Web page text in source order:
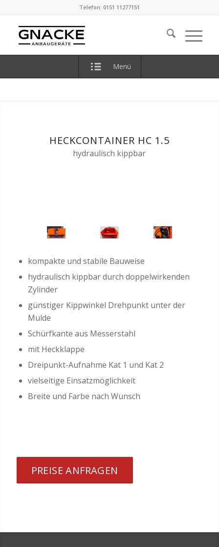
Telefon: 0151 11277151
Menü
HECKCONTAINER HC 1.5
hydraulisch kippbar
kompakte und stabile Bauweise
hydraulisch kippbar durch doppelwirkenden
Zylinder
günstiger Kippwinkel Drehpunkt unter der
Mulde
Schürfkante aus Messerstahl
mit Heckklappe
Dreipunkt-Aufnahme Kat 1 und Kat 2
vielseitige Einsatzmöglichkeit
Breite und Farbe nach Wunsch
PREISE ANFRAGEN